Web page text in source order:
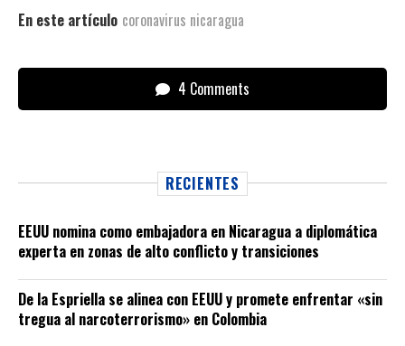
En este artículo coronavirus nicaragua
4 Comments
RECIENTES
EEUU nomina como embajadora en Nicaragua a diplomática
experta en zonas de alto conflicto y transiciones
De la Espriella se alinea con EEUU y promete enfrentar «sin
tregua al narcoterrorismo» en Colombia